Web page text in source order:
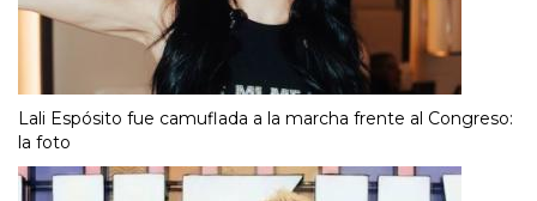
Lali Espósito fue camuflada a la marcha frente al Congreso:
la foto